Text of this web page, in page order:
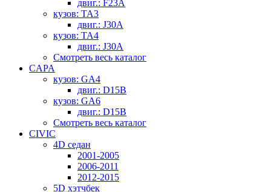
двиг.: F23A
кузов: TA3
двиг.: J30A
кузов: TA4
двиг.: J30A
Смотреть весь каталог
CAPA
кузов: GA4
двиг.: D15B
кузов: GA6
двиг.: D15B
Смотреть весь каталог
CIVIC
4D седан
2001-2005
2006-2011
2012-2015
5D хэтчбек